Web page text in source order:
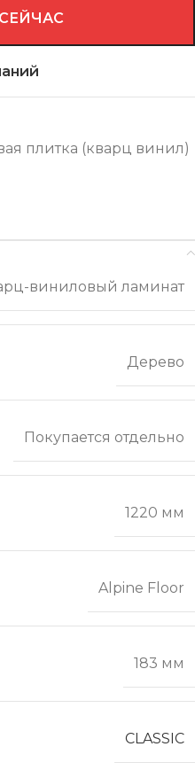
плитка (кварц винил)
виниловый ламинат
Дерево
Покупается отдельно
1220 мм
Alpine Floor
183 мм
CLASSIC